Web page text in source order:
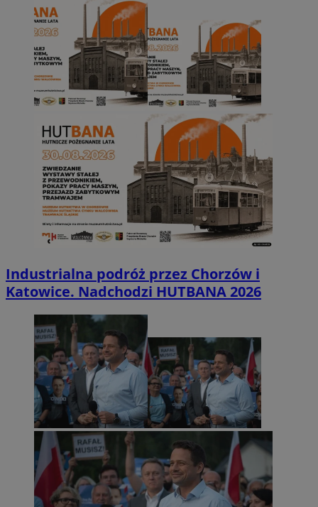
Industrialna podróż przez Chorzów i
Katowice. Nadchodzi HUTBANA 2026